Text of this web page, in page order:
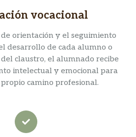
vocacional
orientación y el seguimiento
desarrollo de cada alumno o
claustro, el alumnado recibe
intelectual y emocional para
camino profesional.